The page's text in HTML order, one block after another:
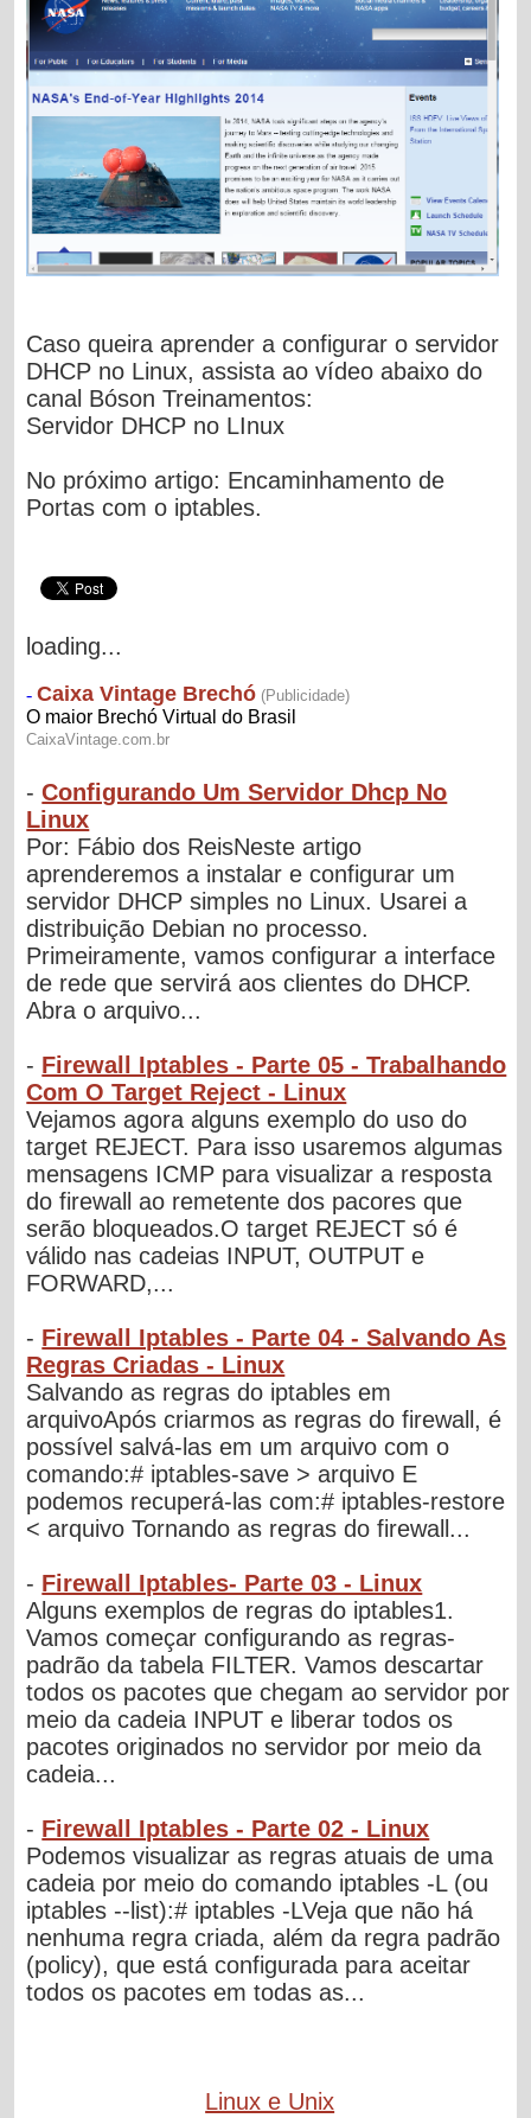
Caso queira aprender a configurar o servidor
DHCP no Linux, assista ao vídeo abaixo do
canal Bóson Treinamentos:
Servidor DHCP no LInux
No próximo artigo: Encaminhamento de
Portas com o iptables.
loading...
-Configurando Um Servidor Dhcp No
Linux
Por: Fábio dos ReisNeste artigo
aprenderemos a instalar e configurar um
servidor DHCP simples no Linux. Usarei a
distribuição Debian no processo.
Primeiramente, vamos configurar a interface
de rede que servirá aos clientes do DHCP.
Abra o arquivo...
- Firewall Iptables - Parte 05 - Trabalhando
Com O Target Reject - Linux
Vejamos agora alguns exemplo do uso do
target REJECT. Para isso usaremos algumas
mensagens ICMP para visualizar a resposta
do firewall ao remetente dos pacores que
serão bloqueados.O target REJECT só é
válido nas cadeias INPUT, OUTPUT e
FORWARD,...
- Firewall Iptables - Parte 04 - Salvando As
Regras Criadas - Linux
Salvando as regras do iptables em
arquivoApós criarmos as regras do firewall, é
possível salvá-las em um arquivo com o
comando:# iptables-save > arquivo E
podemos recuperá-las com:# iptables-restore
< arquivo Tornando as regras do firewall...
- Firewall Iptables- Parte 03 - Linux
Alguns exemplos de regras do iptables1.
Vamos começar configurando as regras-
padrão da tabela FILTER. Vamos descartar
todos os pacotes que chegam ao servidor por
meio da cadeia INPUT e liberar todos os
pacotes originados no servidor por meio da
cadeia...
- Firewall Iptables - Parte 02 - Linux
Podemos visualizar as regras atuais de uma
cadeia por meio do comando iptables -L (ou
iptables --list):# iptables -LVeja que não há
nenhuma regra criada, além da regra padrão
(policy), que está configurada para aceitar
todos os pacotes em todas as...
Linux e Unix